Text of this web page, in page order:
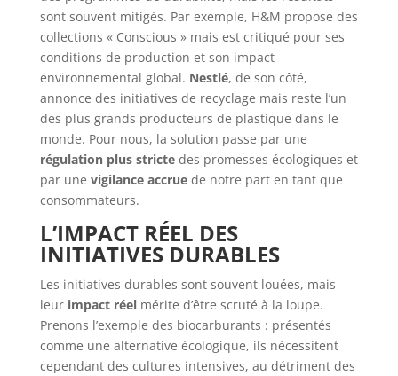
sont souvent mitigés. Par exemple, H&M propose des
collections « Conscious » mais est critiqué pour ses
conditions de production et son impact
environnemental global. Nestlé, de son côté,
annonce des initiatives de recyclage mais reste l’un
des plus grands producteurs de plastique dans le
monde. Pour nous, la solution passe par une
régulation plus strictedes promesses écologiques et
par une vigilance accruede notre part en tant que
consommateurs.
L’IMPACT RÉEL DES
INITIATIVES DURABLES
Les initiatives durables sont souvent louées, mais
leur impact réelmérite d’être scruté à la loupe.
Prenons l’exemple des biocarburants : présentés
comme une alternative écologique, ils nécessitent
cependant des cultures intensives, au détriment des